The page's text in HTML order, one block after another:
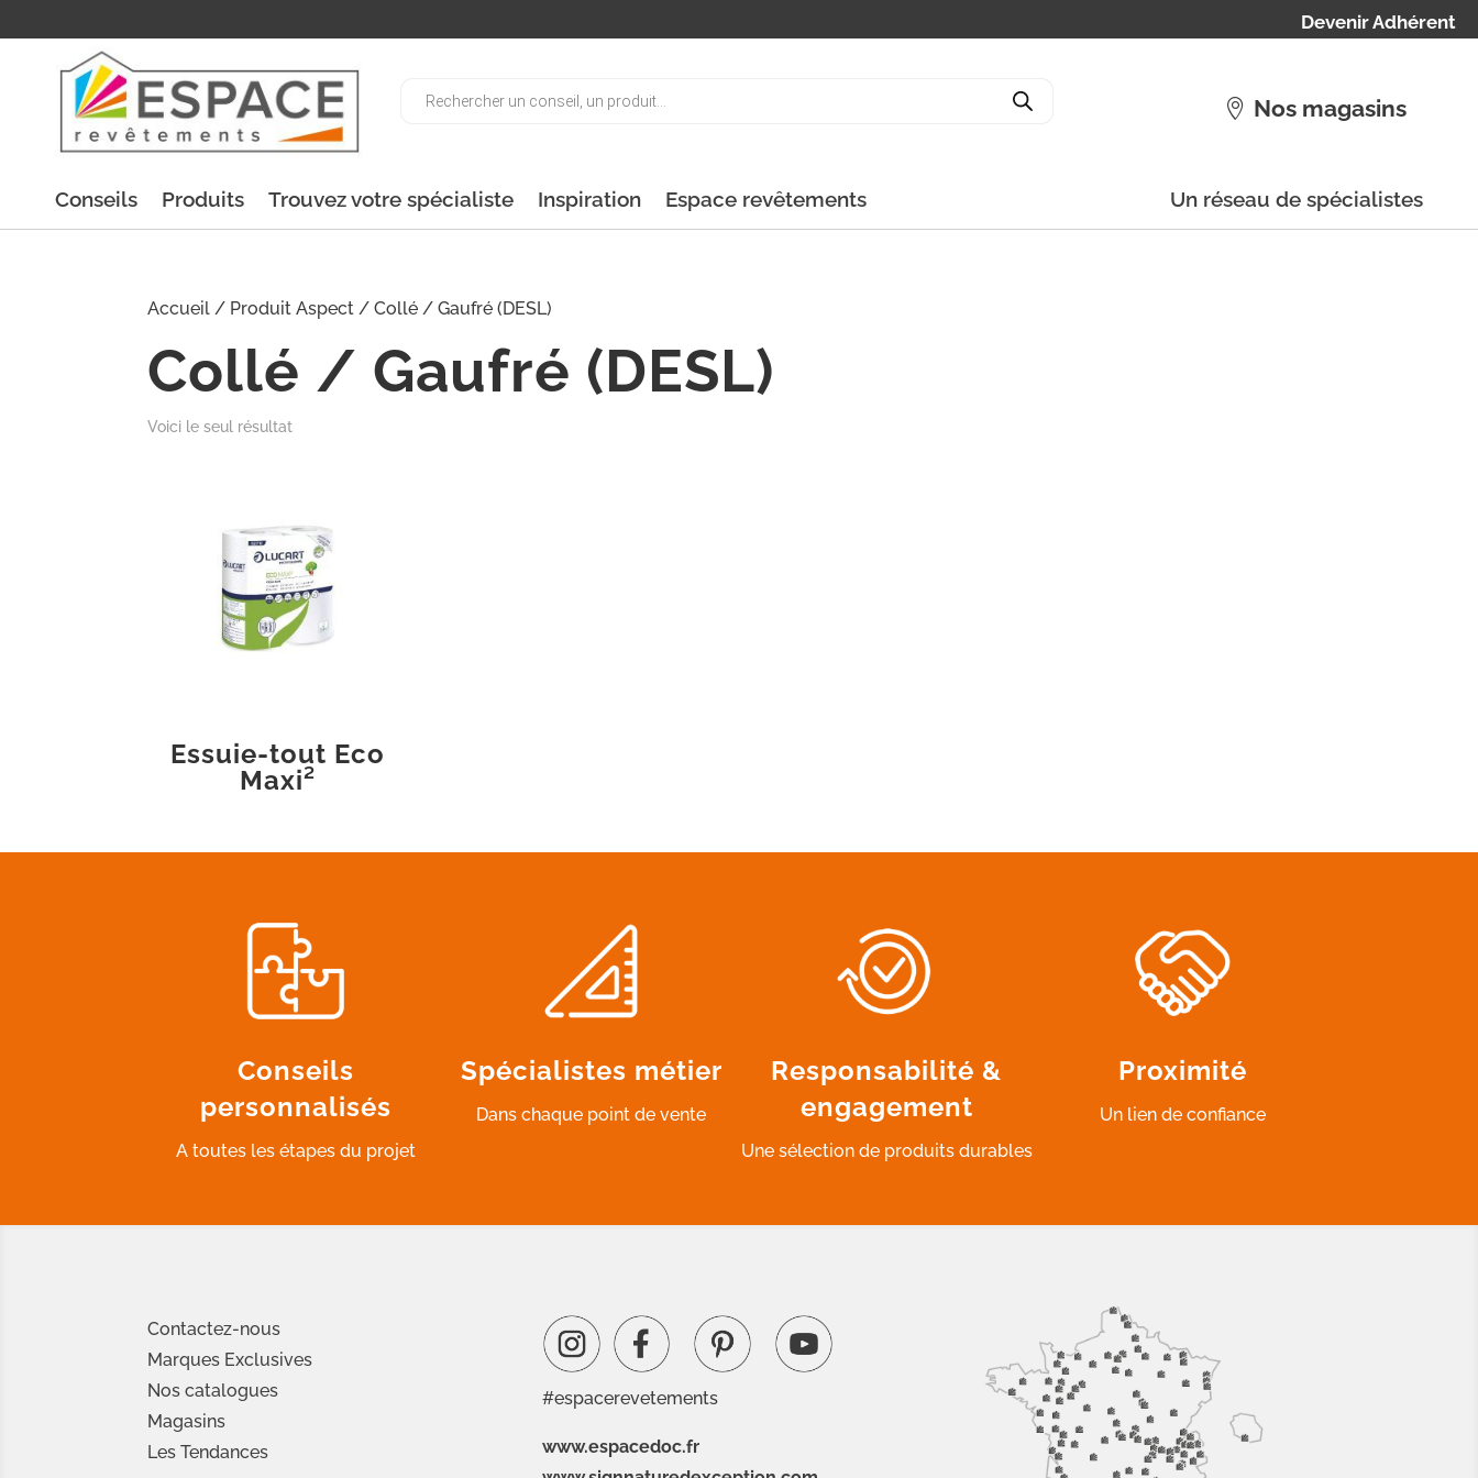
Devenir Adhérent
Nos magasins
Conseils Produits Trouvez votre spécialiste Inspiration Espace revêtements Un réseau de spécialistes
Accueil / Produit Aspect / Collé / Gaufré (DESL)
Collé / Gaufré (DESL)
Voici le seul résultat
Essuie-tout Eco
Maxi²
Conseils
personnalisés
A toutes les étapes du projet
Spécialistes métier
Dans chaque point de vente
Responsabilité &
engagement
Une sélection de produits durables
Proximité
Un lien de confiance
Contactez-nous
Marques Exclusives
Nos catalogues
Magasins
Les Tendances
#espacerevetements
www.espacedoc.fr